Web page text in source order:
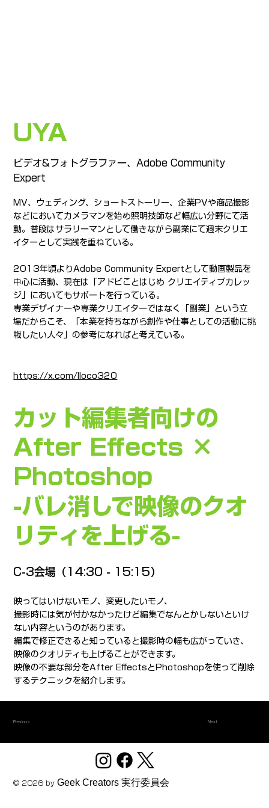
UYA
ビデオ&フォトグラファー、Adobe Community
Expert
MV、ウェディング、ショートストーリー、企業PVや商品撮影
などにおいてカメラマンを始め照明技師など幅広い分野にて活
動。普段はサラリーマンとして働きながら副業にて週末クリエ
イターとして実践を重ねている。
2013年頃よりAdobe Community Expertとして動画製品を
中心に活動、現在は「アドビことはじめ クリエイティブカレッ
ジ」においてもサポートを行っている。
専業デザイナーや専業クリエイターではなく「副業」という立
場だからこそ、「本業を持ちながら創作や仕事としての活動に挑
戦したい人々」の参考になればと考えている。
https://x.com/lloco320
カット編集者向けの
After Effects ×
Photoshop
-バレ消しで映像のクオ
リティを上げる-
C-3会場（14:30 - 15:15）
映ってはいけないモノ、変更したいモノ、
撮影時には気が付かなかったけど編集でなんとかしないといけ
ない内容というのがあります。
編集で修正できると知っていると撮影時の幅も広がっていき、
映像のクオリティも上げることができます。
映像の不要な部分をAfter EffectsとPhotoshopを使って削除
するテクニックを紹介します。
Previous Next
© 2026 byGeek Creators 実行委員会